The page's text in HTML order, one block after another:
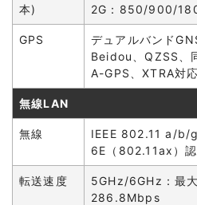
本)
2G：850/900/
GPS
デュアルバンド
Beidou、QZSS、
A-GPS、XTRA対応
無線LAN
無線
IEEE 802.11 a/
6E（802.11ax）
転送速度
5GHz/6GHz：最
286.8Mbps